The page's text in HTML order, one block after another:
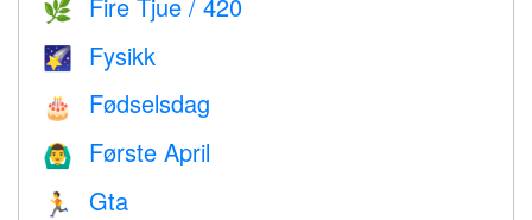
🌿
🌠 Fysikk
🎂 Fødselsdag
🙆‍♂️ Første April
🏃 Gta